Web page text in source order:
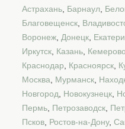
Астрахань Барнаул
Благовещенск
Воронеж Донецк
Иркутск Казань Кемерово
Краснодар
Красноярск
Москва
Мурманск
Новгород
Новокузнецк
Пермь Петрозаводск
Псков Ростов-на-Дону,